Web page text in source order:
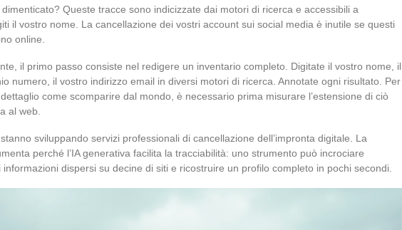
Queste tracce sono indicizzate dai motori di ricerca e accessibili a
il vostro nome. La cancellazione dei vostri account sui social media è inutile se questi
online.
il primo passo consiste nel redigere un inventario completo. Digitate il vostro nome, il
numero, il vostro indirizzo email in diversi motori di ricerca. Annotate ogni risultato. Per
come scomparire dal mondo, è necessario prima misurare l’estensione di ciò
al web.
sviluppando servizi professionali di cancellazione dell’impronta digitale. La
perché l’IA generativa facilita la tracciabilità: uno strumento può incrociare
dispersi su decine di siti e ricostruire un profilo completo in pochi secondi.